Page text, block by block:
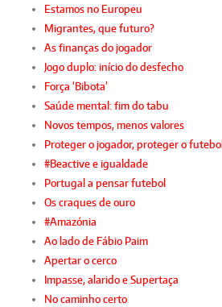
Estamos no Europeu
Migrantes, que futuro?
As finanças do jogador
Jogo duplo: início do desfecho
Força ‘Bibota’
Saúde mental: fim do tabu
Novos tempos, menos valores
Proteger o jogador, proteger o futebol
#Beactive e igualdade
Portugal a pensar futebol
Os craques de ouro
#Amazónia
Ao lado de Fábio Paim
Apertar o cerco
Impasse, alarido e Supertaça
No caminho certo